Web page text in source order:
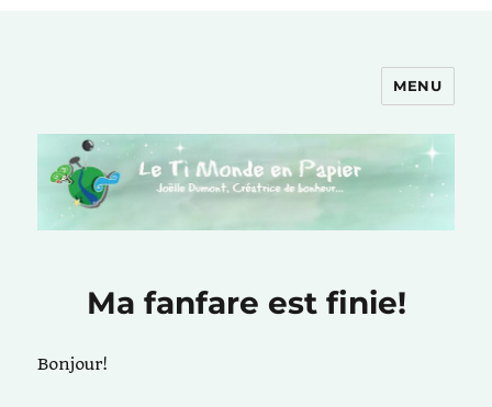
MENU
Ma fanfare est finie!
Bonjour!